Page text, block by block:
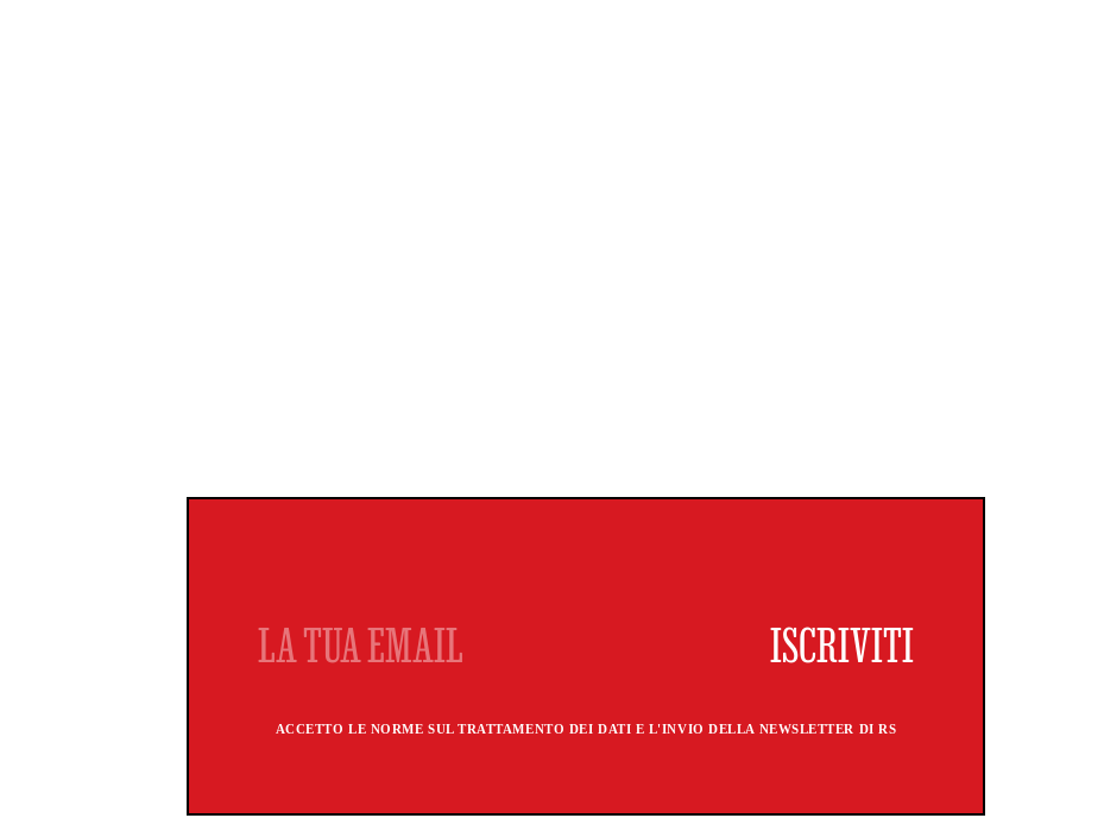
ACCETTO LE NORME SUL TRATTAMENTO DEI DATI E L'INVIO DELLA NEWSLETTER DI RS